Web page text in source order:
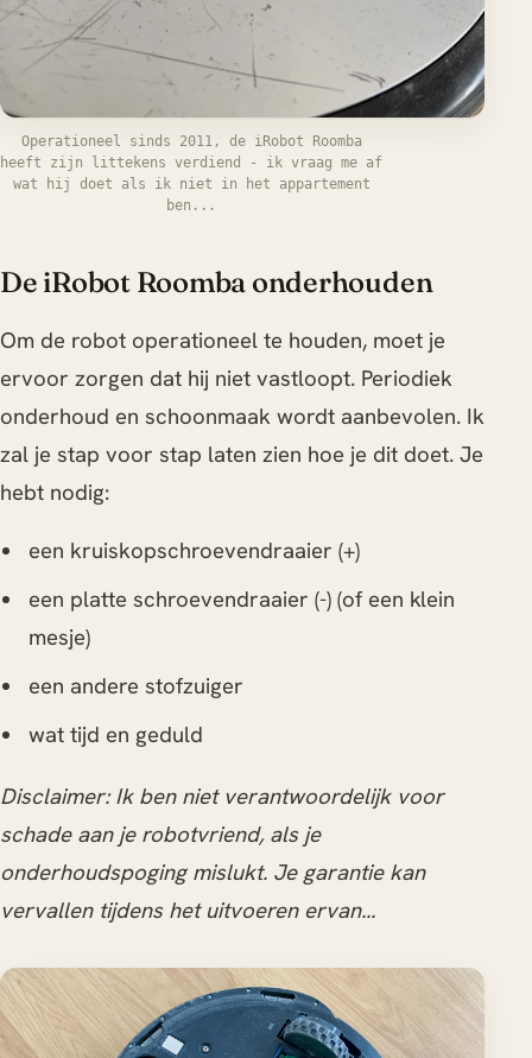
Operationeel sinds 2011, de iRobot Roomba
heeft zijn littekens verdiend - ik vraag me af
wat hij doet als ik niet in het appartement
ben...
De iRobot Roomba onderhouden
Om de robot operationeel te houden, moet je
ervoor zorgen dat hij niet vastloopt. Periodiek
onderhoud en schoonmaak wordt aanbevolen. Ik
zal je stap voor stap laten zien hoe je dit doet. Je
hebt nodig:
een kruiskopschroevendraaier (+)
een platte schroevendraaier (-) (of een klein
mesje)
een andere stofzuiger
wat tijd en geduld
Disclaimer: Ik ben niet verantwoordelijk voor
schade aan je robotvriend, als je
onderhoudspoging mislukt. Je garantie kan
vervallen tijdens het uitvoeren ervan...